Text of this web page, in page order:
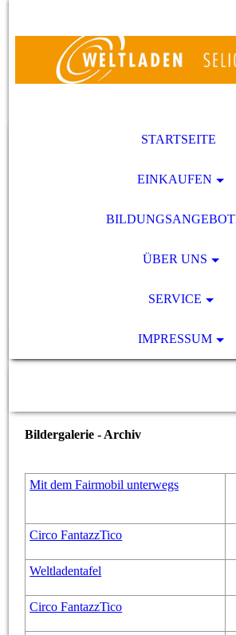
STARTSEITE
EINKAUFEN
ÜBER UNS
SERVICE
IMPRESSUM
Bildergalerie - Archiv
Mit dem Fairmobil unterwegs
Circo FantazzTico
Weltladentafel
Circo FantazzTico